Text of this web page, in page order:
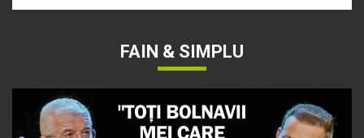
FAIN & SIMPLU